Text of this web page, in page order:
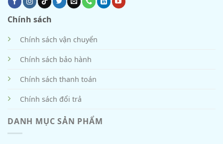
Chính sách
Chính sách vận chuyển
Chính sách bảo hành
Chính sách thanh toán
Chính sách đổi trả
DANH MỤC SẢN PHẨM